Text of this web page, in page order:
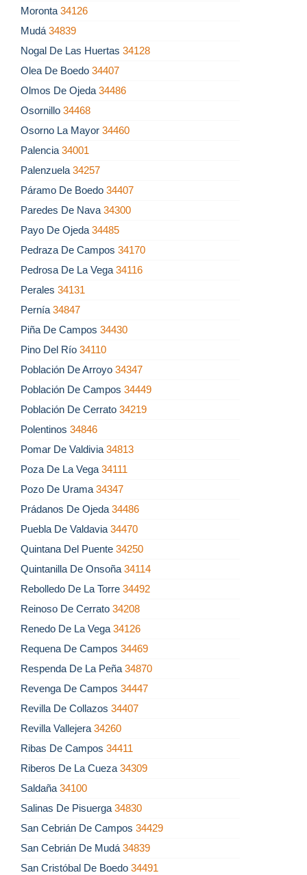
Moronta 34126
Mudá 34839
Nogal De Las Huertas 34128
Olea De Boedo 34407
Olmos De Ojeda 34486
Osornillo 34468
Osorno La Mayor 34460
Palencia 34001
Palenzuela 34257
Páramo De Boedo 34407
Paredes De Nava 34300
Payo De Ojeda 34485
Pedraza De Campos 34170
Pedrosa De La Vega 34116
Perales 34131
Pernía 34847
Piña De Campos 34430
Pino Del Río 34110
Población De Arroyo 34347
Población De Campos 34449
Población De Cerrato 34219
Polentinos 34846
Pomar De Valdivia 34813
Poza De La Vega 34111
Pozo De Urama 34347
Prádanos De Ojeda 34486
Puebla De Valdavia 34470
Quintana Del Puente 34250
Quintanilla De Onsoña 34114
Rebolledo De La Torre 34492
Reinoso De Cerrato 34208
Renedo De La Vega 34126
Requena De Campos 34469
Respenda De La Peña 34870
Revenga De Campos 34447
Revilla De Collazos 34407
Revilla Vallejera 34260
Ribas De Campos 34411
Riberos De La Cueza 34309
Saldaña 34100
Salinas De Pisuerga 34830
San Cebrián De Campos 34429
San Cebrián De Mudá 34839
San Cristóbal De Boedo 34491